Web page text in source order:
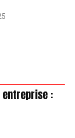
entreprise :